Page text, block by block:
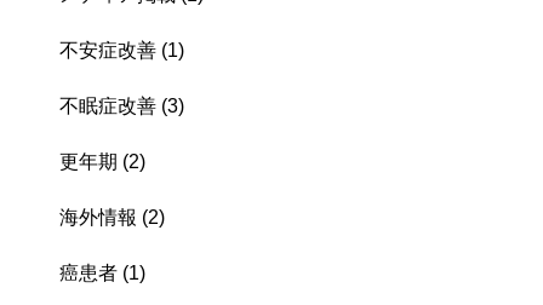
不安症改善 (1)
不眠症改善 (3)
更年期 (2)
海外情報 (2)
癌患者 (1)